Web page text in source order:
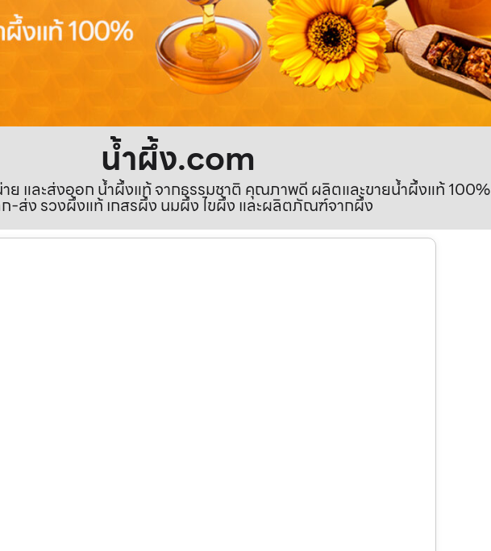
น้ำผึ้ง.com
ย และส่งออก น้ำผึ้งแท้ จากธรรมชาติ คุณภาพดี ผลิตและขายน้ำผึ้งแท้ 100%
-ส่ง รวงผึ้งแท้ เกสรผึ้ง นมผึ้ง ไขผึ้ง และผลิตภัณฑ์จากผึ้ง